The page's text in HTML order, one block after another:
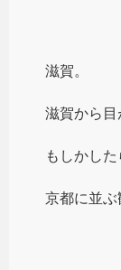
滋賀。
滋賀から目
もしかし
京都に並ぶ